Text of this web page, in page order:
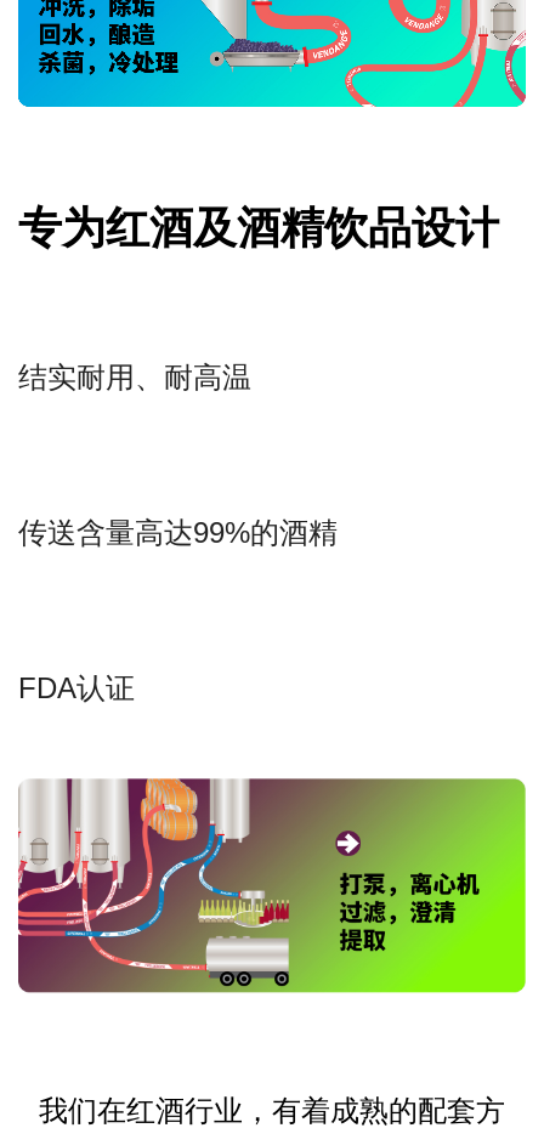
专为红酒及酒精饮品设计
结实耐用、耐高温
传送含量高达99%的酒精
FDA认证
我们在红酒行业，有着成熟的配套方